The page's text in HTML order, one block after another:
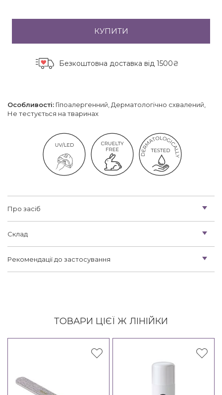
КУПИТИ
Безкоштовна доставка від 1500₴
Особливості: Гіпоалергенний, Дерматологічно схвалений,
Не тестується на тваринах
Про засіб
Склад
Рекомендації до застосування
ТОВАРИ ЦІЄЇ Ж ЛІНІЙКИ